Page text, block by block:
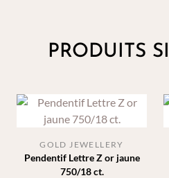
PRODUITS
Pendentif Lettre Z or jaune
750/18 ct.
GOLD JEWELLERY